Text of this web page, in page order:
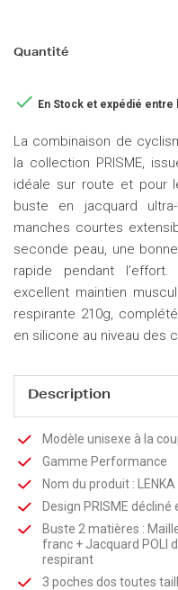
Quantité
 En Stock et expédié entre
La combinaison de
la collection PRISME,
idéale sur route et pour
buste en jacquard
manches courtes
seconde peau, une
rapide pendant
excellent maintien
respirante 210g,
en silicone au niveau des
Description
Modèle unisexe à la
Gamme Performance
Nom du produit : LENKA
Design PRISME
Buste 2 matières :
franc + Jacquard POLI
respirant
3 poches dos toutes